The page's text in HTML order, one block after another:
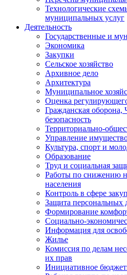
Технологические
муниципальных услуг
Деятельность
Государственные и
Экономика
Закупки
Сельское хозяйство
Архивное дело
Архитектура
Муниципальное
Оценка
Гражданская
безопасность
Территориально-
Управление
Культура, спорт и
Образование
Труд и социальная
Работы по снижению
населения
Контроль в сфере
Защита персональных
Формирование
Социально-
Информация для
Жилье
Комиссия по делам
их прав
Инициативное